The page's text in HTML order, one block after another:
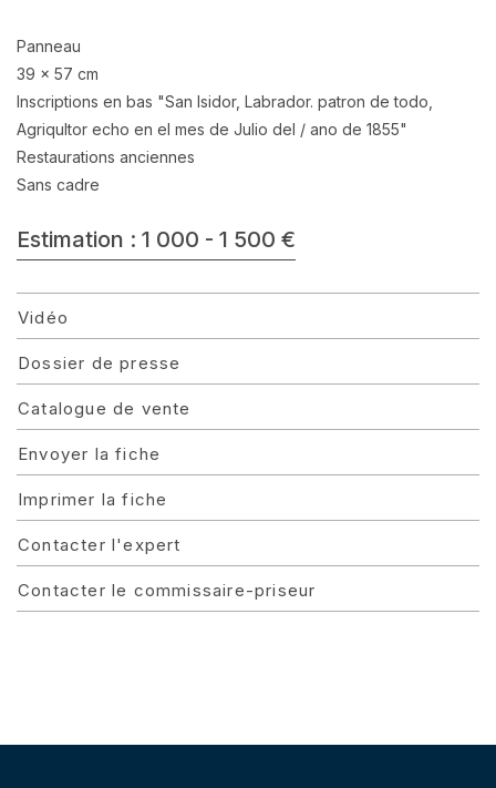
Panneau
39 x 57 cm
Inscriptions en bas "San Isidor, Labrador. patron de todo,
Agriqultor echo en el mes de Julio del / ano de 1855"
Restaurations anciennes
Sans cadre
Estimation : 1 000 - 1 500 €
Vidéo
Dossier de presse
Catalogue de vente
Envoyer la fiche
Imprimer la fiche
Contacter l'expert
Contacter le commissaire-priseur